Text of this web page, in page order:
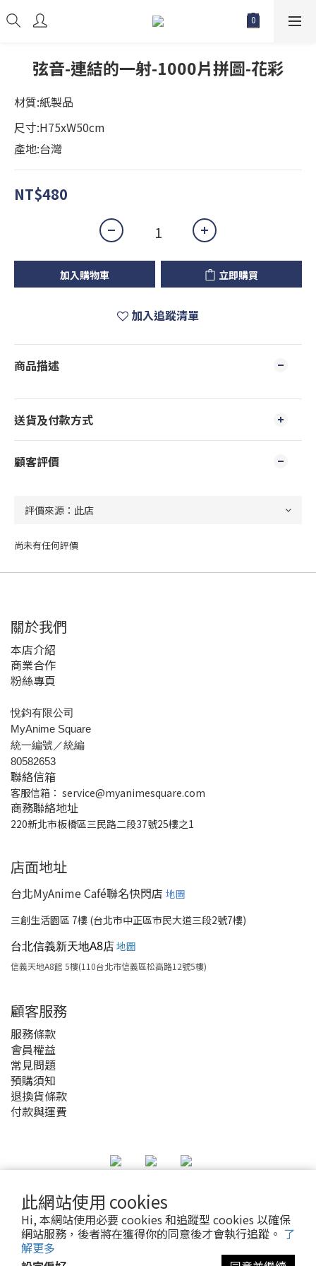
此網站使用 cookies
Hi, 本網站使用必要 cookies 和追蹤型 cookies 以確保
網站服務，後者將在獲得你的同意後才會執行追蹤。 了
解更多
弦音-連結的一射-1000片拼圖-花彩
材質:紙製品
尺寸:H75xW50cm
產地:台灣
NT$480
加入購物車 立即購買
加入追蹤清單
商品描述
送貨及付款方式
顧客評價
尚未有任何評價
關於我們
本店介紹
商業合作
粉絲專頁
悅鈞有限公司
MyAnime Square
統一編號／統編
80582653
聯絡信箱
客服信箱： service@myanimesquare.com
商務聯絡地址
220新北市板橋區三民路二段37號25樓之1
店面地址
台北MyAnime Café聯名快閃店 地圖
三創生活園區 7樓 (台北市中正區市民大道三段2號7樓)
台北信義新天地A8店地圖
信義天地A8館 5樓(110台北市信義區松高路12號5樓)
顧客服務
服務條款
會員權益
常見問題
預購須知
退換貨條款
付款與運費
2020 © MyAnime Square